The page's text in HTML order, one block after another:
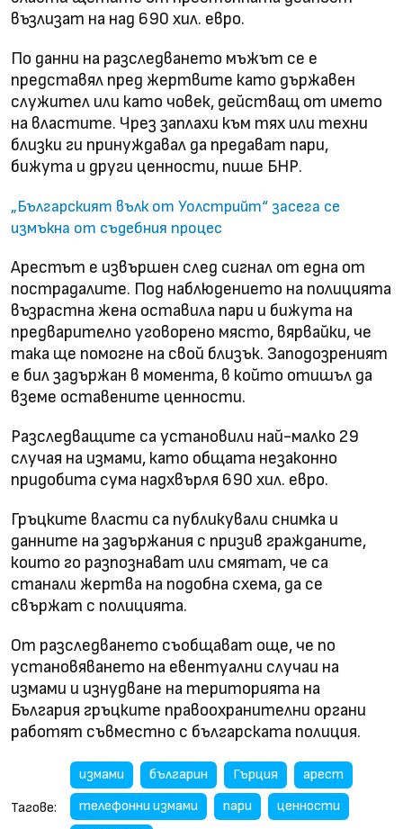
възлизат на над 690 хил. евро.
По данни на разследването мъжът се е
представял пред жертвите като държавен
служител или като човек, действащ от името
на властите. Чрез заплахи към тях или техни
близки ги принуждавал да предават пари,
бижута и други ценности, пише БНР.
„Българският вълк от Уолстрийт“ засега се
измъкна от съдебния процес
Арестът е извършен след сигнал от една от
пострадалите. Под наблюдението на полицията
възрастна жена оставила пари и бижута на
предварително уговорено място, вярвайки, че
така ще помогне на свой близък. Заподозреният
е бил задържан в момента, в който отишъл да
вземе оставените ценности.
Разследващите са установили най-малко 29
случая на измами, като общата незаконно
придобита сума надхвърля 690 хил. евро.
Гръцките власти са публикували снимка и
данните на задържания с призив гражданите,
които го разпознават или смятат, че са
станали жертва на подобна схема, да се
свържат с полицията.
От разследването съобщават още, че по
установяването на евентуални случаи на
измами и изнудване на територията на
България гръцките правоохранителни органи
работят съвместно с българската полиция.
Тагове:
измами българин Гърция
арест
телефонни измами
пари
ценности